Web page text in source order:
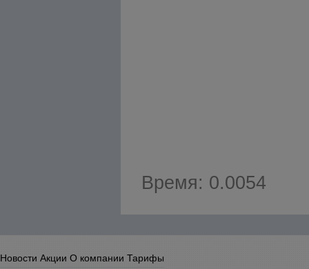
Время: 0.0054
Новости Акции О компании Тарифы